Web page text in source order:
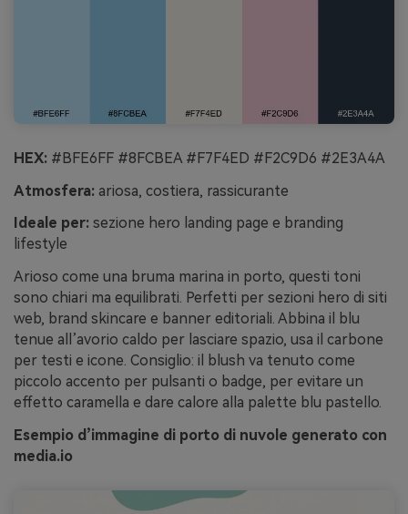
HEX: #BFE6FF #8FCBEA #F7F4ED #F2C9D6 #2E3A4A
Atmosfera: ariosa, costiera, rassicurante
Ideale per: sezione hero landing page e branding
lifestyle
Arioso come una bruma marina in porto, questi toni
sono chiari ma equilibrati. Perfetti per sezioni hero di siti
web, brand skincare e banner editoriali. Abbina il blu
tenue all’avorio caldo per lasciare spazio, usa il carbone
per testi e icone. Consiglio: il blush va tenuto come
piccolo accento per pulsanti o badge, per evitare un
effetto caramella e dare calore alla palette blu pastello.
Esempio d’immagine di porto di nuvole generato con
media.io